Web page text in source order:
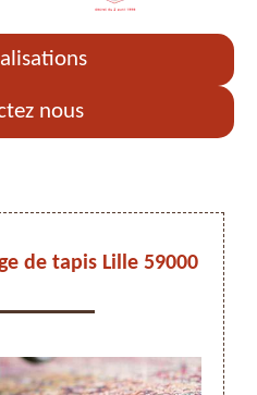
nous
de tapis Lille 59000